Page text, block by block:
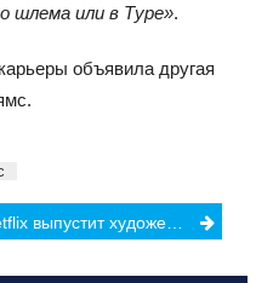
шлема или в Туре».
объявила другая
художественный фильм о сирийской пловчихе Юсре Мардини